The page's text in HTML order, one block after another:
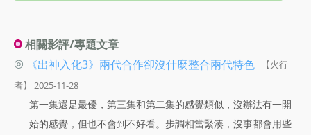
相關影評/專題文章
◎
《出神入化3》兩代合作卻沒什麼整合兩代特色
【火行
者】 2025-11-28
第一集還是最優，第三集和第二集的感覺類似，沒辦法有一開
始的感覺，但也不會到不好看。步調相當緊湊，沒事都會用些